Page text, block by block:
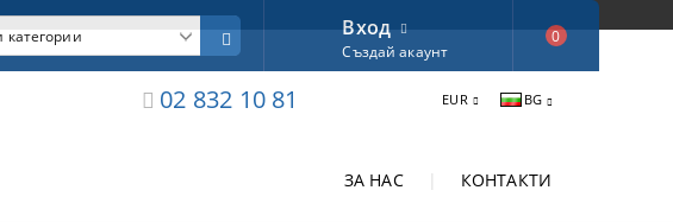
02 832 10 81 EUR BG
ЗА НАС КОНТАКТИ
Вход
Създай акаунт
0